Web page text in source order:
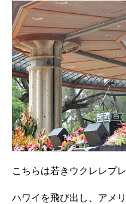
こちらは若きウクレレプレ
ハワイを飛び出し、アメ